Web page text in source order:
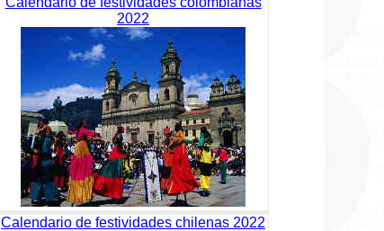
2022
Calendario de festividades chilenas 2022